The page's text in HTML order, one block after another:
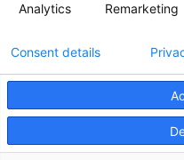
Analytics Remarketing
Consent details